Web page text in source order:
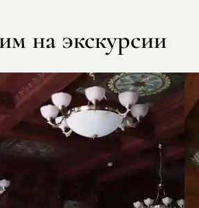
на экскурсии